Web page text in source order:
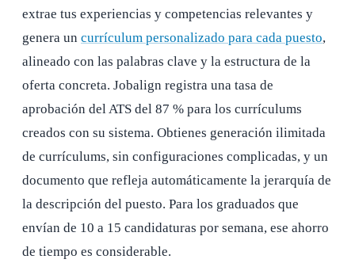
extrae tus experiencias y competencias relevantes y
genera un currículum personalizado para cada puesto,
alineado con las palabras clave y la estructura de la
oferta concreta. Jobalign registra una tasa de
aprobación del ATS del 87 % para los currículums
creados con su sistema. Obtienes generación ilimitada
de currículums, sin configuraciones complicadas, y un
documento que refleja automáticamente la jerarquía de
la descripción del puesto. Para los graduados que
envían de 10 a 15 candidaturas por semana, ese ahorro
de tiempo es considerable.